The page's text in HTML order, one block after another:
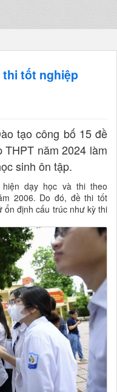
thi tốt nghiệp
tạo công bố 15 đề
năm 2024 làm
sinh ôn tập.
dạy học và thi theo
2006. Do đó, đề thi tốt
ổn định cấu trúc như kỳ thi